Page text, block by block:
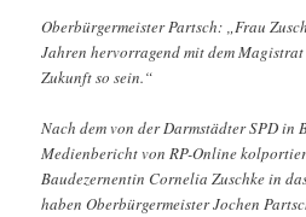
Oberbürgermeister Partsch: „Frau
Jahren hervorragend mit dem
Zukunft so sein.“
Nach dem von der Darmstädter SPD in
Medienbericht von RP-Online
Baudezernentin Cornelia Zuschke in
haben Oberbürgermeister Jochen